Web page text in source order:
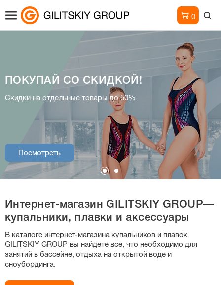
0
ПОКУПАЙ СО СКИДКОЙ!
Скидки на отдельные товары до 50%
Посмотреть
Интернет-магазин
купальники, плавки и аксессуары
Посмотреть
Интернет-магазин GILITSKIY GROUP—
купальники, плавки и аксессуары
В каталоге интернет-магазина купальников и плавок
GILITSKIY GROUP вы найдете все, что необходимо для
занятий в бассейне, отдыха на открытой воде и
сноубординга.